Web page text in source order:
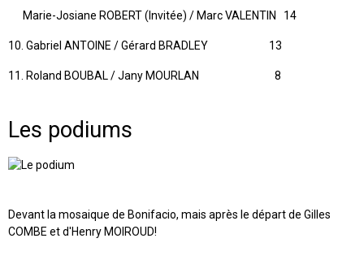
Marie-Josiane ROBERT (Invitée) / Marc VALENTIN 14
10. Gabriel ANTOINE / Gérard BRADLEY 13
11. Roland BOUBAL / Jany MOURLAN 8
Les podiums
Devant la mosaique de Bonifacio, mais après le départ de Gilles
COMBE et d'Henry MOIROUD!